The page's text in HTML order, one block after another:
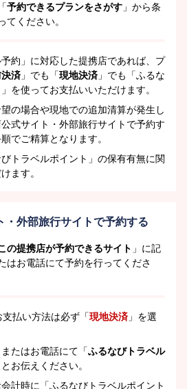
予約できるプランをさがす 」から条
てください。
予約」に対応した提携店であれば、プ
済 」でも「現地決済 」でも「ふるな
を使ってお支払いいただけます。
望の場合や現地での追加清算が発生し
式サイト・外部旅行サイトで予約す
でご精算となります。
トラベルポイント」の保有有無に関
ます。
・外部旅行サイトで予約する
の提携店が予約できるサイト 」に記
はお電話にて予約を行ってくださ
払い方法は必ず「現地決済 」を選
たはお電話にて「ふるなびトラベル
とお伝えください。
計時に「ふるなびトラベルポイント